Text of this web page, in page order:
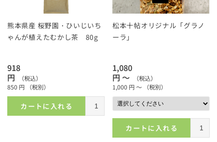
熊本県産 桜野園・ひいじいち
ゃんが植えたむかし茶 80g
918
円
（税込）
850 円 （税別）
カートに入れる
松本十帖オリジナル「グラノ
ーラ」
1,080
円 ～
（税込）
1,000 円 ～ （税別）
カートに入れる